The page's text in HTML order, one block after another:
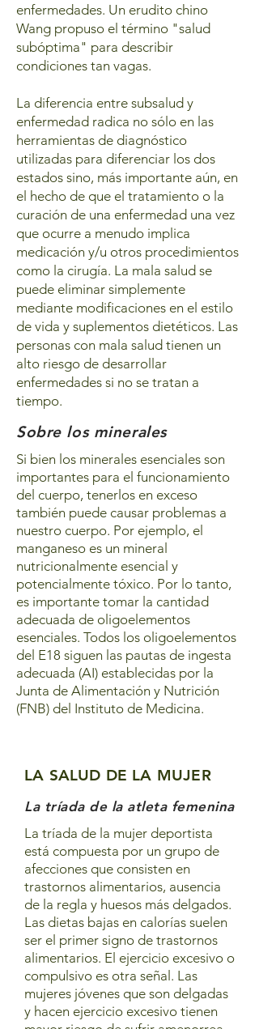
enfermedades. Un erudito chino
Wang propuso el término "salud
subóptima" para describir
condiciones tan vagas.
La diferencia entre subsalud y
enfermedad radica no sólo en las
herramientas de diagnóstico
utilizadas para diferenciar los dos
estados sino, más importante aún, en
el hecho de que el tratamiento o la
curación de una enfermedad una vez
que ocurre a menudo implica
medicación y/u otros procedimientos
como la cirugía. La mala salud se
puede eliminar simplemente
mediante modificaciones en el estilo
de vida y suplementos dietéticos. Las
personas con mala salud tienen un
alto riesgo de desarrollar
enfermedades si no se tratan a
tiempo.
Sobre los minerales
Si bien los minerales esenciales son
importantes para el funcionamiento
del cuerpo, tenerlos en exceso
también puede causar problemas a
nuestro cuerpo. Por ejemplo, el
manganeso es un mineral
nutricionalmente esencial y
potencialmente tóxico. Por lo tanto,
es importante tomar la cantidad
adecuada de oligoelementos
esenciales. Todos los oligoelementos
del E18 siguen las pautas de ingesta
adecuada (AI) establecidas por la
Junta de Alimentación y Nutrición
(FNB) del Instituto de Medicina.
LA SALUD DE LA MUJER
La tríada de la atleta femenina
La tríada de la mujer deportista
está compuesta por un grupo de
afecciones que consisten en
trastornos alimentarios, ausencia
de la regla y huesos más delgados.
Las dietas bajas en calorías suelen
ser el primer signo de trastornos
alimentarios. El ejercicio excesivo o
compulsivo es otra señal. Las
mujeres jóvenes que son delgadas
y hacen ejercicio excesivo tienen